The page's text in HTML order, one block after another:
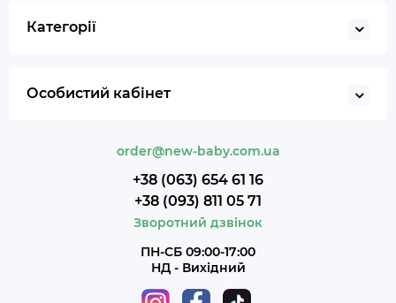
Категорії
Особистий кабінет
order@new-baby.com.ua
+38 (063) 654 61 16
+38 (093) 811 05 71
Зворотний дзвінок
ПН-СБ 09:00-17:00
НД - Вихідний